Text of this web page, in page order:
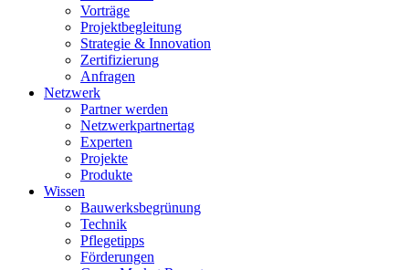
Vorträge
Projektbegleitung
Strategie & Innovation
Zertifizierung
Anfragen
Netzwerk
Partner werden
Netzwerkpartnertag
Experten
Projekte
Produkte
Wissen
Bauwerksbegrünung
Technik
Pflegetipps
Förderungen